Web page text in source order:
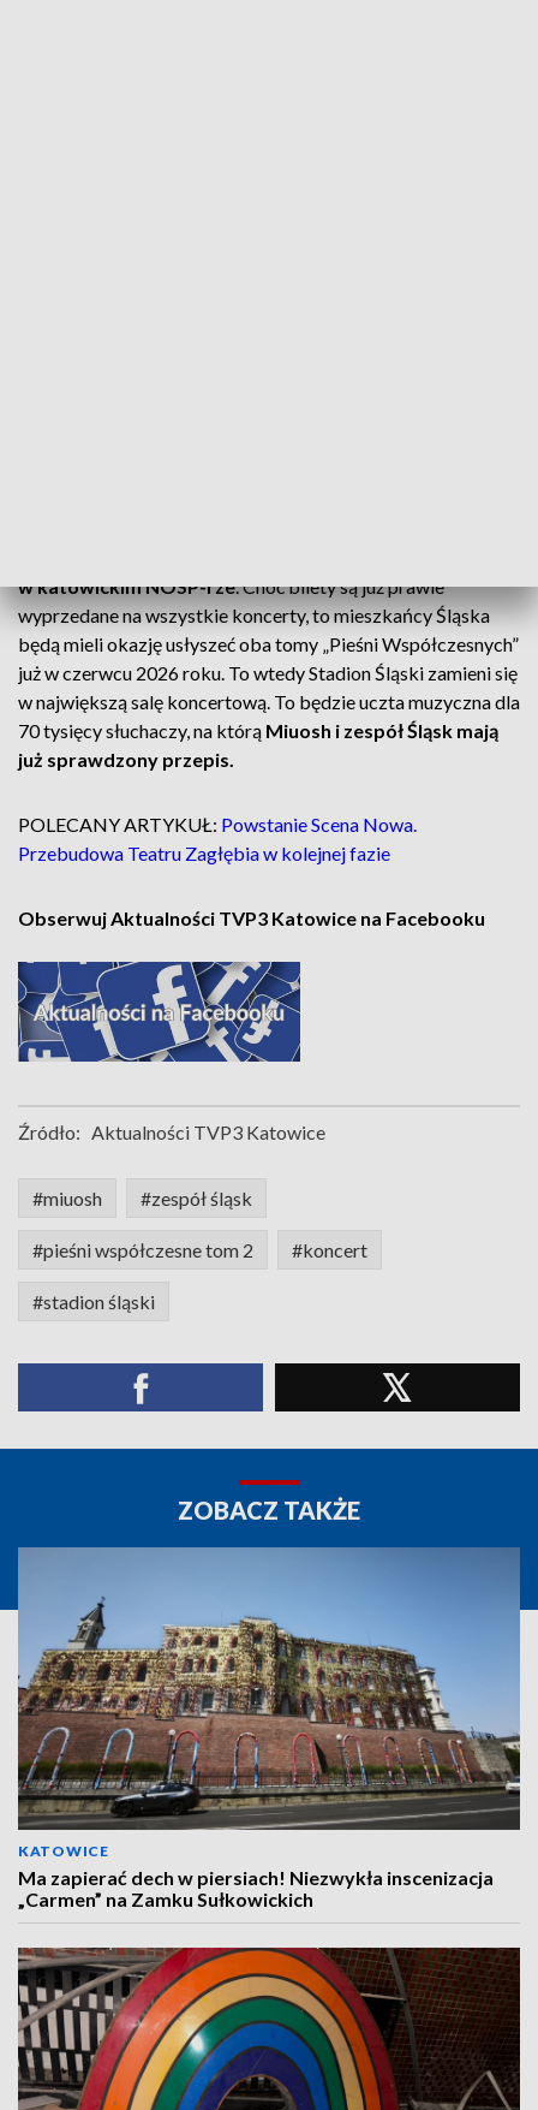
w katowickim NOSP-rze. Choć bilety są już prawie
wyprzedane na wszystkie koncerty, to mieszkańcy Śląska
będą mieli okazję usłyszeć oba tomy „Pieśni Współczesnych”
już w czerwcu 2026 roku. To wtedy Stadion Śląski zamieni się
w największą salę koncertową. To będzie uczta muzyczna dla
70 tysięcy słuchaczy, na którą Miuosh i zespół Śląsk mają
już sprawdzony przepis.
POLECANY ARTYKUŁ: Powstanie Scena Nowa.
Przebudowa Teatru Zagłębia w kolejnej fazie
Obserwuj Aktualności TVP3 Katowice na Facebooku
Źródło: Aktualności TVP3 Katowice
#miuosh #zespół śląsk
#pieśni współczesne tom 2 #koncert
#stadion śląski
ZOBACZ TAKŻE
KATOWICE
Ma zapierać dech w piersiach! Niezwykła inscenizacja
„Carmen” na Zamku Sułkowickich